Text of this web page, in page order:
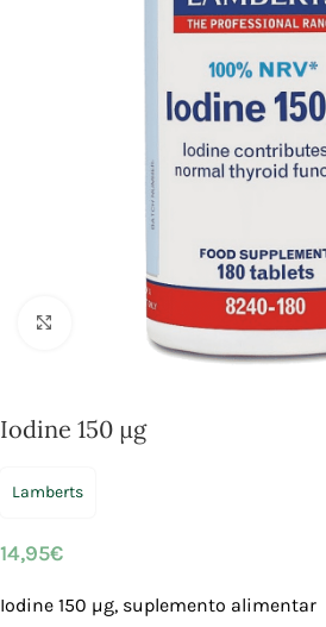
Click to enlarge
Iodine 150 µg
Lamberts
14,95€
Iodine 150 µg, suplemento alimentar